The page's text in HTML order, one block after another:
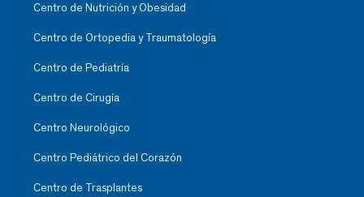
Centro de Nutrición y Obesidad
Centro de Ortopedia y Traumatología
Centro de Pediatría
Centro de Cirugía
Centro Neurológico
Centro Pediátrico del Corazón
Centro de Trasplantes